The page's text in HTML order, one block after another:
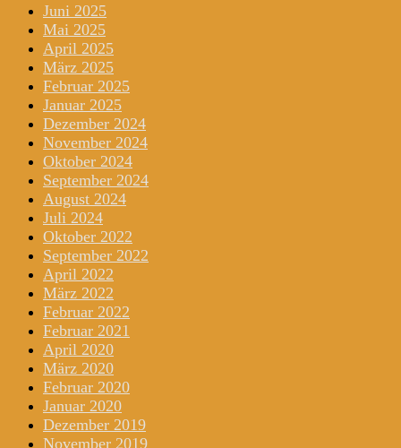
Juni 2025
Mai 2025
April 2025
März 2025
Februar 2025
Januar 2025
Dezember 2024
November 2024
Oktober 2024
September 2024
August 2024
Juli 2024
Oktober 2022
September 2022
April 2022
März 2022
Februar 2022
Februar 2021
April 2020
März 2020
Februar 2020
Januar 2020
Dezember 2019
November 2019